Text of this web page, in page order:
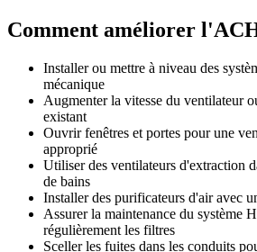
Comment améliorer
Installer ou mettre à niveau des
mécanique
Augmenter la vitesse du ventilateur
existant
Ouvrir fenêtres et portes pour une
approprié
Utiliser des ventilateurs d'extraction
de bains
Installer des purificateurs d'air avec
Assurer la maintenance du système
régulièrement les filtres
Sceller les fuites dans les conduits